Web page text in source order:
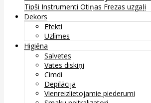
Tipši Instrumenti Otiņas Frezas uzgaļi
Dekors
Efekti
Uzlīmes
Higiēna
Salvetes
Vates diskiņi
Cimdi
Depilācija
Vienreizlietojamie piederumi